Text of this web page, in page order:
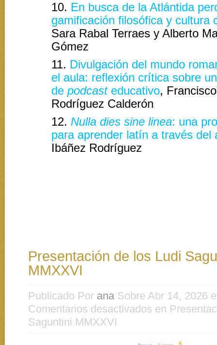
10. En busca de la Atlántida
gamificación filosófica y cultura
Sara Rabal Terraes y Alberto
Gómez
11. Divulgación del mundo
el aula: reflexión crítica sobre
de podcasteducativo,
Rodríguez Calderón
12. Nulla dies sine linea: una
para aprender latín a través del
Ibáñez Rodríguez
Presentación de los Ludi
MMXXVI
Publicado Por ana Sobre Abr 14, 2026
Comentarios desactivados en
Saguntini MMXXVI